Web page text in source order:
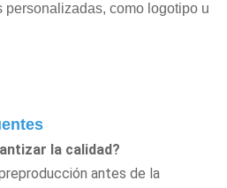
como logotipo u
la calidad?
antes de la